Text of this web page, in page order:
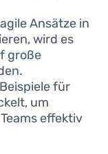
Ansätze in
wird es
große
für
um
effektiv